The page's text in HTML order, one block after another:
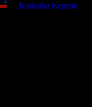
Korkutlar Kepenk